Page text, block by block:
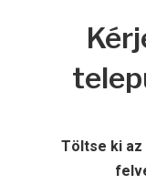
Töltse ki az